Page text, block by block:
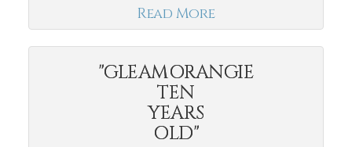
Read More
"GLEAMORANGIE
TEN
YEARS
OLD"